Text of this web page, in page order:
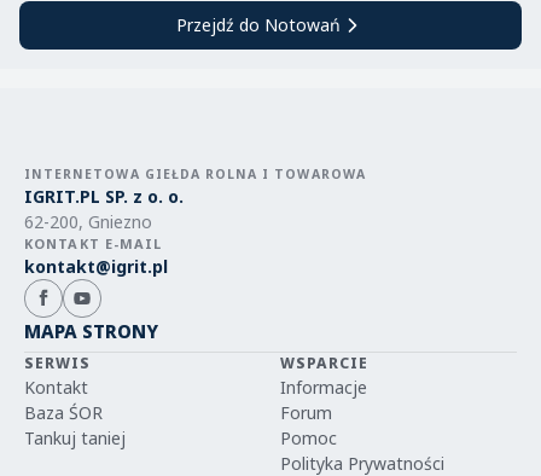
Przejdź do Notowań
INTERNETOWA GIEŁDA ROLNA I TOWAROWA
IGRIT.PL SP. z o. o.
62-200, Gniezno
KONTAKT E-MAIL
kontakt@igrit.pl
MAPA STRONY
SERWIS
Kontakt
Baza ŚOR
Tankuj taniej
WSPARCIE
Informacje
Forum
Pomoc
Polityka Prywatności